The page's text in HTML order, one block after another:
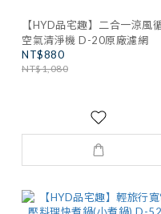
【HYD品宅趣】二合一涼風
空氣清淨機 D-20原廠濾網
NT$880
NT$1,080